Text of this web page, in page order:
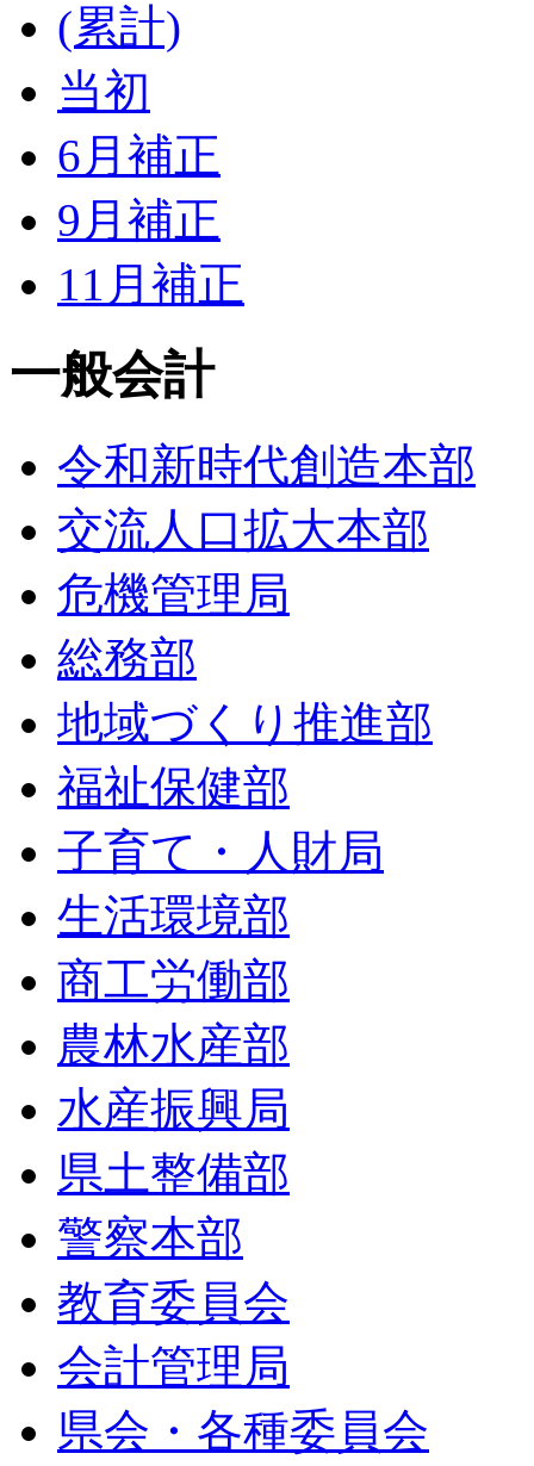
(累計)
当初
6月補正
9月補正
11月補正
一般会計
令和新時代創造本部
交流人口拡大本部
危機管理局
総務部
地域づくり推進部
福祉保健部
子育て・人財局
生活環境部
商工労働部
農林水産部
水産振興局
県土整備部
警察本部
教育委員会
会計管理局
県会・各種委員会